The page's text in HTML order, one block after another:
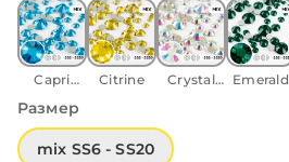
Capri
Citrine
Crystal
Emerald
Размер
mix SS6 - SS20